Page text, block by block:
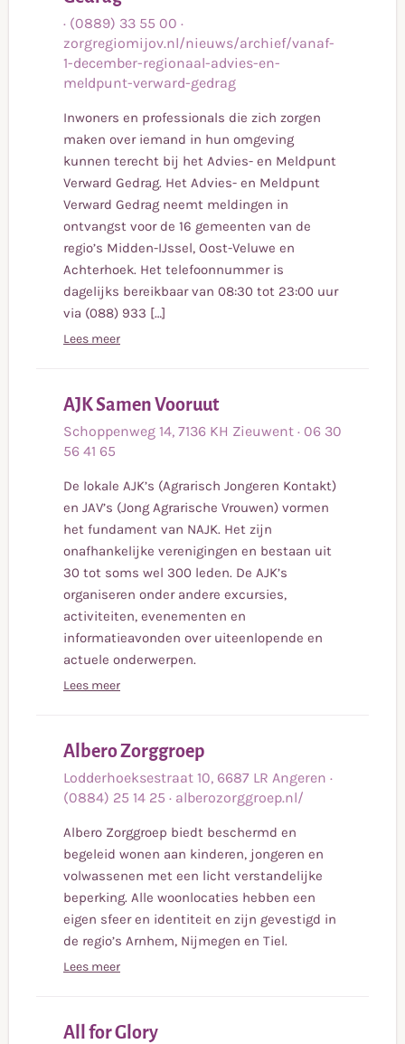
meer
· (0889) 33 55 00 ·
zorgregiomijov.nl/nieuws/archief/vanaf-
1-december-regionaal-advies-en-
meldpunt-verward-gedrag
Inwoners en professionals die zich zorgen
maken over iemand in hun omgeving
kunnen terecht bij het Advies- en Meldpunt
Verward Gedrag. Het Advies- en Meldpunt
Verward Gedrag neemt meldingen in
ontvangst voor de 16 gemeenten van de
regio’s Midden-IJssel, Oost-Veluwe en
Achterhoek. Het telefoonnummer is
dagelijks bereikbaar van 08:30 tot 23:00 uur
via (088) 933 […]
Lees meer
AJK Samen VooruutLees
meer
Schoppenweg 14, 7136 KH Zieuwent · 06 30
56 41 65
De lokale AJK’s (Agrarisch Jongeren Kontakt)
en JAV’s (Jong Agrarische Vrouwen) vormen
het fundament van NAJK. Het zijn
onafhankelijke verenigingen en bestaan uit
30 tot soms wel 300 leden. De AJK’s
organiseren onder andere excursies,
activiteiten, evenementen en
informatieavonden over uiteenlopende en
actuele onderwerpen.
Lees meer
Albero ZorggroepLees
meer
Lodderhoeksestraat 10, 6687 LR Angeren ·
(0884) 25 14 25 · alberozorggroep.nl/
Albero Zorggroep biedt beschermd en
begeleid wonen aan kinderen, jongeren en
volwassenen met een licht verstandelijke
beperking. Alle woonlocaties hebben een
eigen sfeer en identiteit en zijn gevestigd in
de regio’s Arnhem, Nijmegen en Tiel.
Lees meer
All for GloryLees